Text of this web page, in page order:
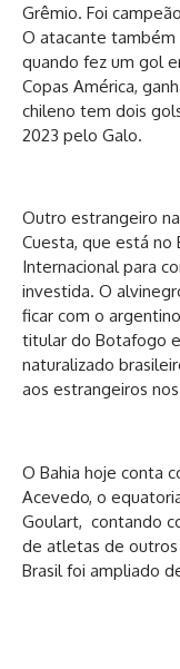
Grêmio. Foi
O atacante também
quando fez um gol
Copas América,
chileno tem dois
2023 pelo Galo.
Outro estrangeiro
Cuesta, que está
Internacional para
investida. O
ficar com o
titular do Botafogo
naturalizado
aos estrangeiros
O Bahia hoje conta
Acevedo, o
Goulart, contando
de atletas de outros
Brasil foi ampliado